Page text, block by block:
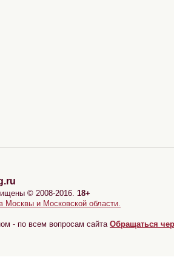
© 2008-2016. 18+
Москвы и Московской области.
- по всем вопросам сайта Обращаться